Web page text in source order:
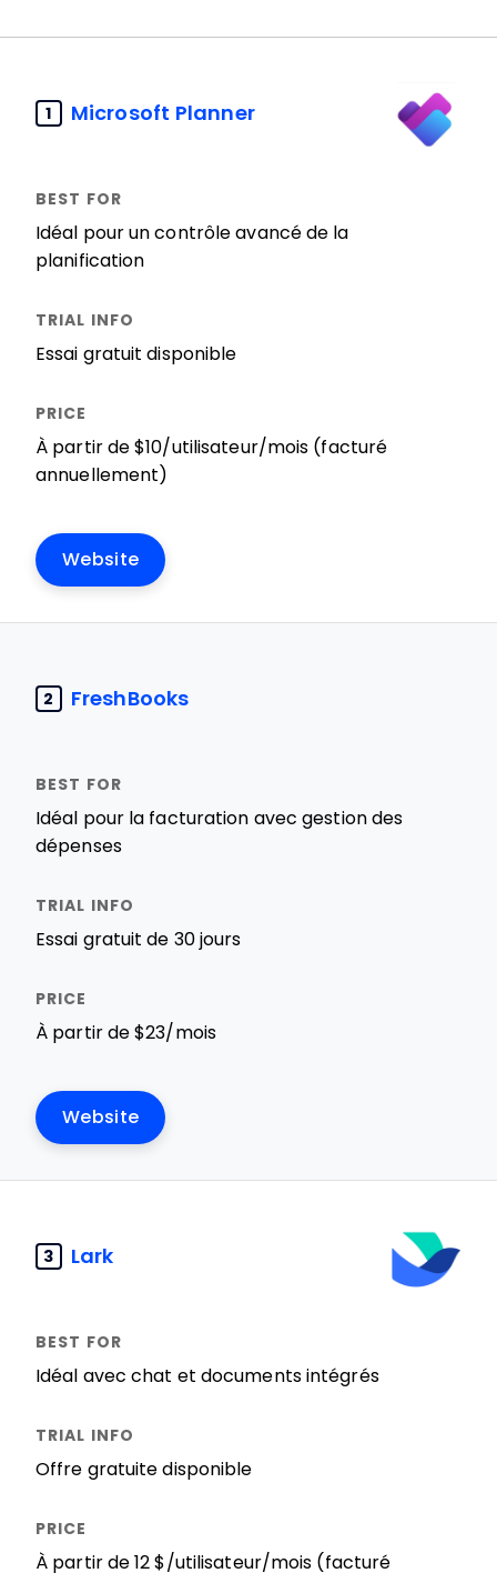
1 Microsoft Planner
Idéal pour un contrôle avancé de la
planification
Essai gratuit disponible
À partir de $10/utilisateur/mois (facturé
annuellement)
Website
2 FreshBooks
Idéal pour la facturation avec gestion des
dépenses
Essai gratuit de 30 jours
À partir de $23/mois
Website
3 Lark
Idéal avec chat et documents intégrés
Offre gratuite disponible
À partir de 12 $/utilisateur/mois (facturé